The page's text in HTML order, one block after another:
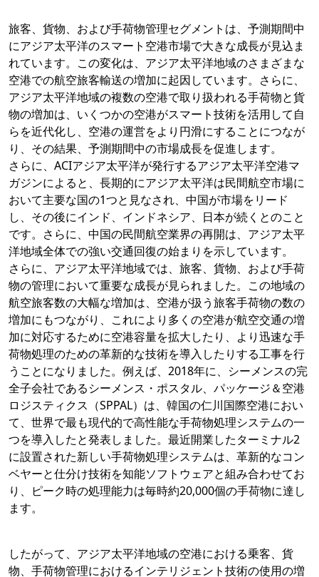
旅客、貨物、および手荷物管理セグメントは、予測期間中
にアジア太平洋のスマート空港市場で大きな成長が見込ま
れています。この変化は、アジア太平洋地域のさまざまな
空港での航空旅客輸送の増加に起因しています。さらに、
アジア太平洋地域の複数の空港で取り扱われる手荷物と貨
物の増加は、いくつかの空港がスマート技術を活用して自
らを近代化し、空港の運営をより円滑にすることにつなが
り、その結果、予測期間中の市場成長を促進します。
さらに、ACIアジア太平洋が発行するアジア太平洋空港マ
ガジンによると、長期的にアジア太平洋は民間航空市場に
おいて主要な国の1つと見なされ、中国が市場をリード
し、その後にインド、インドネシア、日本が続くとのこと
です。さらに、中国の民間航空業界の再開は、アジア太平
洋地域全体での強い交通回復の始まりを示しています。
さらに、アジア太平洋地域では、旅客、貨物、および手荷
物の管理において重要な成長が見られました。この地域の
航空旅客数の大幅な増加は、空港が扱う旅客手荷物の数の
増加にもつながり、これにより多くの空港が航空交通の増
加に対応するために空港容量を拡大したり、より迅速な手
荷物処理のための革新的な技術を導入したりする工事を行
うことになりました。例えば、2018年に、シーメンスの完
全子会社であるシーメンス・ポスタル、パッケージ＆空港
ロジスティクス（SPPAL）は、韓国の仁川国際空港におい
て、世界で最も現代的で高性能な手荷物処理システムの一
つを導入したと発表しました。最近開業したターミナル2
に設置された新しい手荷物処理システムは、革新的なコン
ベヤーと仕分け技術を知能ソフトウェアと組み合わせてお
り、ピーク時の処理能力は毎時約20,000個の手荷物に達し
ます。
したがって、アジア太平洋地域の空港における乗客、貨
物、手荷物管理におけるインテリジェント技術の使用の増